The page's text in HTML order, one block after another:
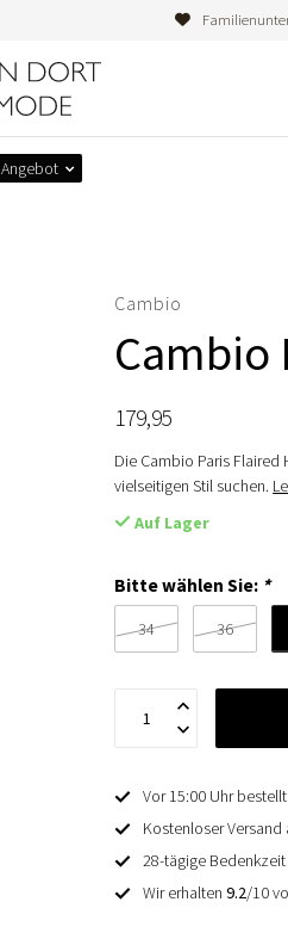
Angebot
Cambio
Cambio
179,95
Die Cambio Paris
vielseitigen Stil suchen.
Auf Lager
Bitte wählen Sie: *
34 36
Vor 15:00 Uhr
Kostenloser Versand
28-tägige Bedenkzeit
Wir erhalten9.2/10